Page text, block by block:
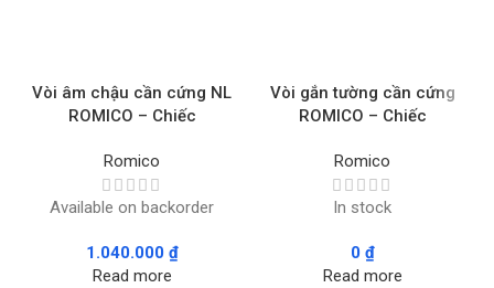
Vòi âm chậu cần cứng NL
ROMICO – Chiếc
Romico
Available on backorder
1.040.000 ₫
Read more
Vòi gắn tường cần cứng
ROMICO – Chiếc
Romico
In stock
0 ₫
Read more